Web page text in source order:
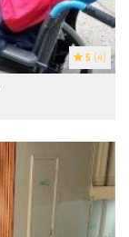
5 (4)